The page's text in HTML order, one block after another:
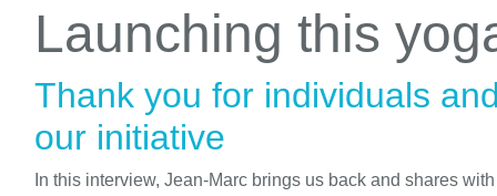
Launching this
Thank you for individuals
our initiative
In this interview, Jean-Marc brings us back and shares